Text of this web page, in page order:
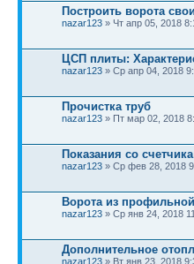
Построить ворота
nazar123 » Чт апр 05, 2018
ЦСП плиты:
nazar123 » Ср апр 04, 2018
Прочистка труб
nazar123 » Пт мар 02, 2018
Показания со счетчика
nazar123 » Ср фев 28, 2018
Ворота из
nazar123 » Ср янв 24, 2018
Дополнительное
nazar123 » Вт янв 23, 2018